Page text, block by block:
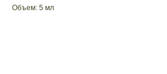
Объем: 5 мл